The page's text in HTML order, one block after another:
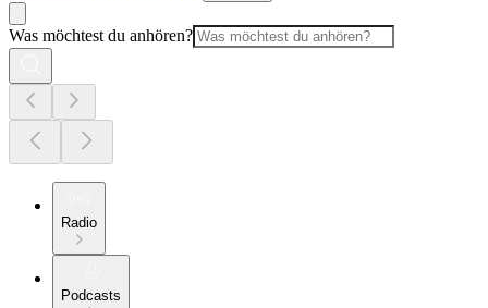
Was möchtest du anhören?
Radio
Podcasts